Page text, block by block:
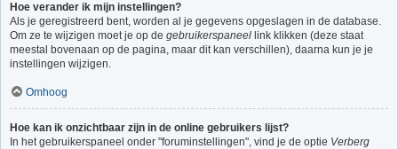
Hoe verander ik mijn instellingen?
Als je geregistreerd bent, worden al je gegevens opgeslagen in de database.
Om ze te wijzigen moet je op de gebruikerspaneel link klikken (deze staat
meestal bovenaan op de pagina, maar dit kan verschillen), daarna kun je je
instellingen wijzigen.
Omhoog
Hoe kan ik onzichtbaar zijn in de online gebruikers lijst?
In het gebruikerspaneel onder "foruminstellingen", vind je de optie Verberg